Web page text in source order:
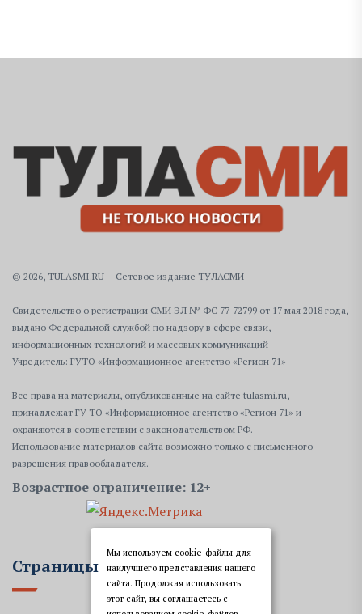
© 2026, TULASMI.RU – Сетевое издание ТУЛАСМИ
Свидетельство о регистрации СМИ ЭЛ № ФС 77-72799 от 17 мая 2018 года,
выдано Федеральной службой по надзору в сфере связи,
информационных технологий и массовых коммуникаций
Учредитель: ГУТО «Информационное агентство «Регион 71»
Все права на материалы, опубликованные на сайте tulasmi.ru,
принадлежат ГУ ТО «Информационное агентство «Регион 71» и
охраняются в соответствии с законодательством РФ.
Использование материалов сайта возможно только с письменного
разрешения правообладателя.
Возрастное ограничение: 12+
Страницы
Мы используем cookie-файлы для
наилучшего представления нашего
сайта. Продолжая использовать
этот сайт, вы соглашаетесь с